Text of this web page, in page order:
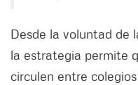
Desde la voluntad de
la estrategia permite
circulen entre